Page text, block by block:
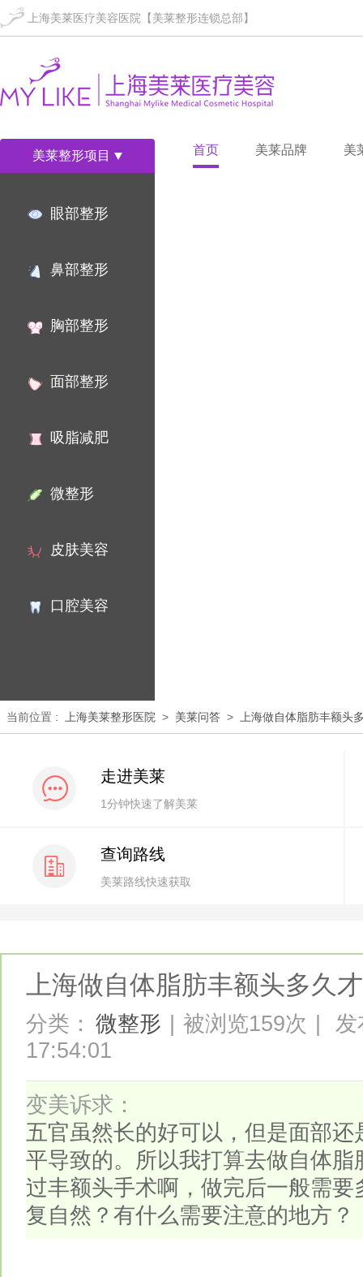
上海美莱医疗美容医院【美莱整形连锁总部】
美莱整形项目
眼部整形
鼻部整形
胸部整形
面部整形
吸脂减肥
微整形
皮肤美容
口腔美容
首页 美莱品牌 美
当前位置 : 上海美莱整形医院 > 美莱问答 > 上海做自体脂肪丰额头
走进美莱
1分钟快速了解美莱
查询路线
美莱路线快速获取
上海做自体脂肪丰额头多久
分类： 微整形 被浏览159次
发
17:54:01
变美诉求：
五官虽然长的好可以，但是面部
平导致的。所以我打算去做自体
过丰额头手术啊，做完后一般需
复自然？有什么需要注意的地方？